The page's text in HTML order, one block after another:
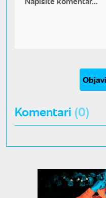
Komentari (0)